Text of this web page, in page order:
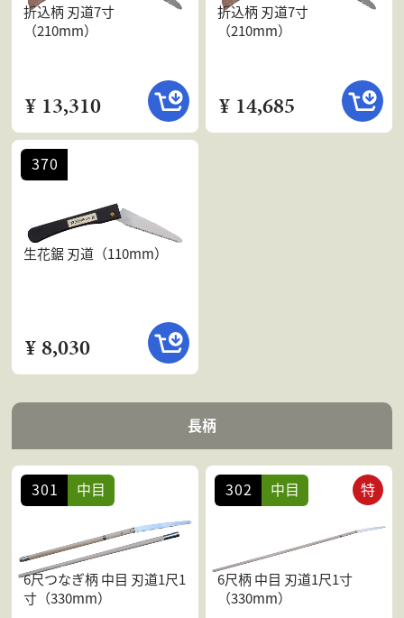
折込柄 刃道7寸
（210mm）
¥ 13,310
折込柄 刃道7寸
（210mm）
¥ 14,685
生花鋸 刃道（110mm）
¥ 8,030
370
長柄
6尺つなぎ柄 中目 刃道1尺1
寸（330mm）
301 中目
6尺柄 中目 刃道1尺1寸
（330mm）
302 中目 特